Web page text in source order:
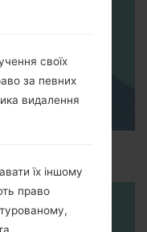
своїх
за певних
видалення
їх іншому
право